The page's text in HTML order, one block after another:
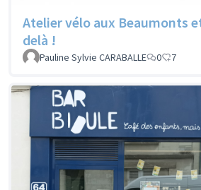
Atelier vélo aux Beaumonts
delà !
Pauline Sylvie CARABALLE 0 7